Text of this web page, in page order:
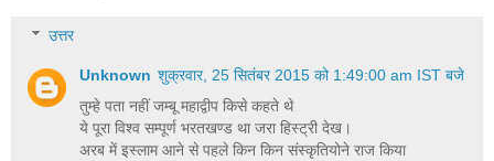
उत्तर
Unknown शुक्रवार, 25 सितंबर 2015 को 1:49:00 am IST बजे
तुम्हे पता नहीं जम्बू महाद्वीप किसे कहते थे
ये पूरा विश्व सम्पूर्ण भरतखण्ड था जरा हिस्ट्री देख।
अरब में इस्लाम आने से पहले किन किन संस्कृतियोने राज किया